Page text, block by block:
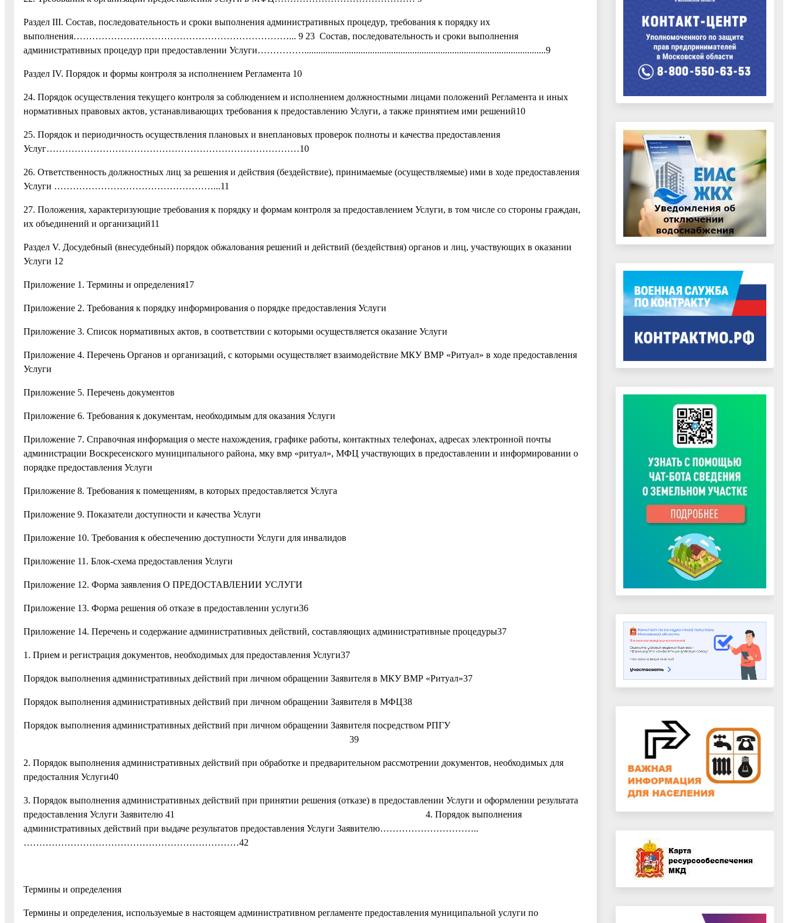
Раздел III. Состав, последовательность и сроки выполнения административных процедур, требования к порядку их
выполнения……………………………………………………………... 9 23 Состав, последовательность и сроки выполнения
административных процедур при предоставлении Услуги…………….......................................................................................................9
Раздел IV. Порядок и формы контроля за исполнением Регламента 10
24. Порядок осуществления текущего контроля за соблюдением и исполнением должностными лицами положений Регламента и иных
нормативных правовых актов, устанавливающих требования к предоставлению Услуги, а также принятием ими решений10
25. Порядок и периодичность осуществления плановых и внеплановых проверок полноты и качества предоставления
Услуг………………………………………………………………………10
26. Ответственность должностных лиц за решения и действия (бездействие), принимаемые (осуществляемые) ими в ходе предоставления
Услуги ……………………………………………...11
27. Положения, характеризующие требования к порядку и формам контроля за предоставлением Услуги, в том числе со стороны граждан,
их объединений и организаций11
Раздел V. Досудебный (внесудебный) порядок обжалования решений и действий (бездействия) органов и лиц, участвующих в оказании
Услуги 12
Приложение 1. Термины и определения17
Приложение 2. Требования к порядку информирования о порядке предоставления Услуги
Приложение 3. Список нормативных актов, в соответствии с которыми осуществляется оказание Услуги
Приложение 4. Перечень Органов и организаций, с которыми осуществляет взаимодействие МКУ ВМР «Ритуал» в ходе предоставления
Услуги
Приложение 5. Перечень документов
Приложение 6. Требования к документам, необходимым для оказания Услуги
Приложение 7. Справочная информация о месте нахождения, графике работы, контактных телефонах, адресах электронной почты
администрации Воскресенского муниципального района, мку вмр «ритуал», МФЦ участвующих в предоставлении и информировании о
порядке предоставления Услуги
Приложение 8. Требования к помещениям, в которых предоставляется Услуга
Приложение 9. Показатели доступности и качества Услуги
Приложение 10. Требования к обеспечению доступности Услуги для инвалидов
Приложение 11. Блок-схема предоставления Услуги
Приложение 12. Форма заявления О ПРЕДОСТАВЛЕНИИ УСЛУГИ
Приложение 13. Форма решения об отказе в предоставлении услуги36
Приложение 14. Перечень и содержание административных действий, составляющих административные процедуры37
1. Прием и регистрация документов, необходимых для предоставления Услуги37
Порядок выполнения административных действий при личном обращении Заявителя в МКУ ВМР «Ритуал»37
Порядок выполнения административных действий при личном обращении Заявителя в МФЦ38
Порядок выполнения административных действий при личном обращении Заявителя посредством РПГУ
39
2. Порядок выполнения административных действий при обработке и предварительном рассмотрении документов, необходимых для
предосталния Услуги40
3. Порядок выполнения административных действий при принятии решения (отказе) в предоставлении Услуги и оформлении результата
предоставления Услуги Заявителю 41 4. Порядок выполнения
административных действий при выдаче результатов предоставления Услуги Заявителю…………………………..
……………………………………………………………42
Термины и определения
Термины и определения, используемые в настоящем административном регламенте предоставления муниципальной услуги по